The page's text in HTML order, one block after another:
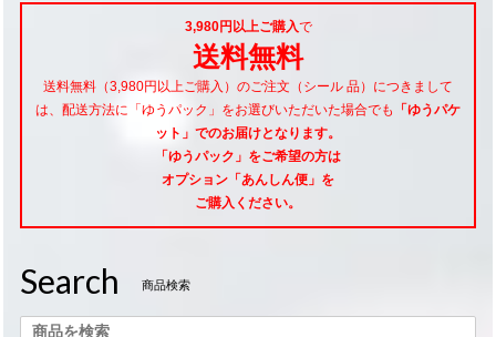
3,980円以上ご購入で
送料無料
送料無料（3,980円以上ご購入）のご注文（シール 品）につきまして
は、配送方法に「ゆうパック」をお選びいただいた場合でも
「ゆうパケ
ット」でのお届けとなります。
「ゆうパック」をご希望の方は
オプション「あんしん便」 を
ご購入ください。
Search 商品検索